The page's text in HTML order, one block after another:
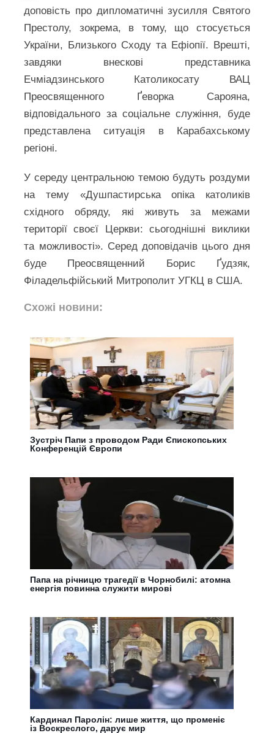
доповість про дипломатичні зусилля Святого
Престолу, зокрема, в тому, що стосується
України, Близького Сходу та Ефіопії. Врешті,
завдяки внескові представника
Ечміадзинського Католикосату ВАЦ
Преосвященного Ґеворка Сарояна,
відповідального за соціальне служіння, буде
представлена ситуація в Карабахському
регіоні.
У середу центральною темою будуть роздуми
на тему «Душпастирська опіка католиків
східного обряду, які живуть за межами
території своєї Церкви: сьогоднішні виклики
та можливості». Серед доповідачів цього дня
буде Преосвященний Борис Ґудзяк,
Філадельфійський Митрополит УГКЦ в США.
Схожі новини:
Зустріч Папи з проводом Ради Єпископських
Конференцій Європи
Папа на річницю трагедії в Чорнобилі: атомна
енергія повинна служити мирові
Кардинал Паролін: лише життя, що променіє
із Воскреслого, дарує мир